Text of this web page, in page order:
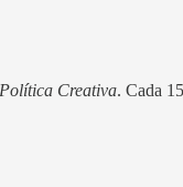
Política Creativa. Cada